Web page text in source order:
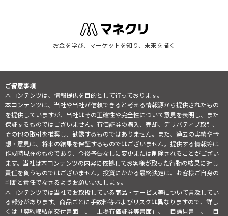
お金を学び、マーケットを知り、未来を描く
ご留意事項
本コンテンツは、情報提供を目的として行っております。
本コンテンツは、当社や当社が信頼できると考える情報源から提供されたもの
を提供していますが、当社はその正確性や完全性について意見を表明し、また
保証するものではございません。有価証券の購入、売却、デリバティブ取引、
その他の取引を推奨し、勧誘するものではありません。また、過去の実績や予
想・意見は、将来の結果を保証するものではございません。提供する情報等は
作成時現在のものであり、今後予告なしに変更または削除されることがござい
ます。当社は本コンテンツの内容に依拠してお客様が取った行動の結果に対し
責任を負うものではございません。投資にかかる最終決定は、お客様ご自身の
判断と責任でなさるようお願いいたします。
本コンテンツでは当社でお取扱している商品・サービス等について言及してい
る部分があります。商品ごとに手数料等およびリスクは異なりますので、詳し
くは「契約締結前交付書面」、「上場有価証券等書面」、「目論見書」、「目